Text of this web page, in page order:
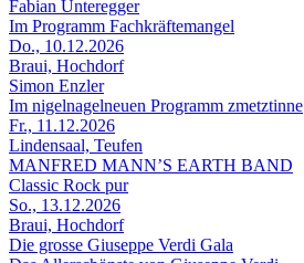
Fabian Unteregger
Im Programm Fachkräftemangel
Do., 10.12.2026
Braui, Hochdorf
Simon Enzler
Im nigelnagelneuen Programm zmetztinne
Fr., 11.12.2026
Lindensaal, Teufen
MANFRED MANN’S EARTH BAND
Classic Rock pur
So., 13.12.2026
Braui, Hochdorf
Die grosse Giuseppe Verdi Gala